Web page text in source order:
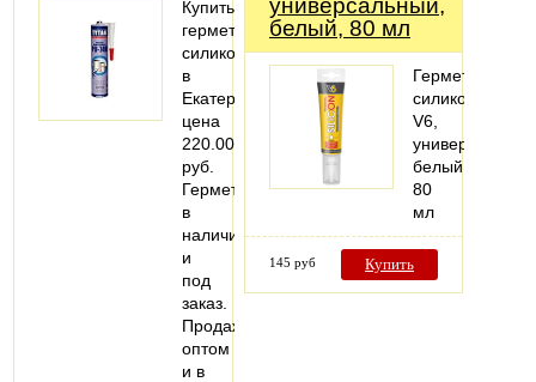
Купить
герметик
силиконовый
в
Екатеринбурге,
цена
220.00
руб.
Герметик
в
наличии
и
под
заказ.
Продажа
оптом
и в
универсальный,
белый, 80 мл
Герметик
силиконовый
V6,
белый,
80
мл
145 руб Купить